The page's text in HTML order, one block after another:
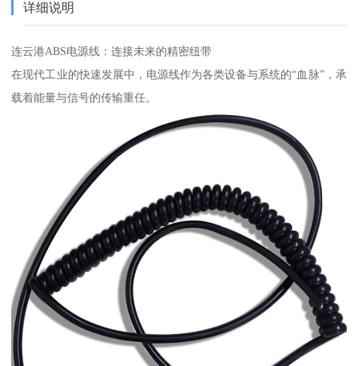
详细说明
连云港ABS电源线：连接未来的精密纽带
在现代工业的快速发展中，电源线作为各类设备与系统的“血脉”，承
载着能量与信号的传输重任。